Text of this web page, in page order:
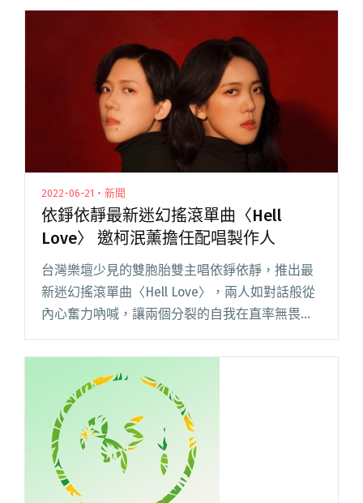
2022-06-21・新聞
依錚依靜最新迷幻搖滾單曲〈Hell
Love〉 邀柯泯薰擔任配唱製作人
台灣樂壇少見的雙胞胎雙主唱依錚依靜，推出最
新迷幻搖滾單曲〈Hell Love〉，兩人如對話般從
內心奮力吶喊，讓兩個分裂的自我在直率無畏的
聲線中癒合。依錚依靜說：「這是一首讓你哭著
跳舞的傷心舞曲。」〈Hell Love〉勇敢地唱出情
感的暗面，閱讀全文 "依錚依靜最新迷幻搖滾單
曲〈Hell Love〉 邀柯泯薰擔任配唱製作人"